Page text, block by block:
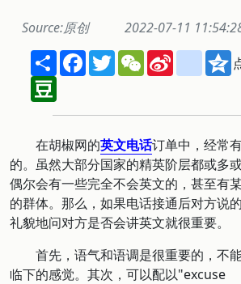
Source:原创 2022-07-11
ShareFacebook
TwitterWeChatSina
Weibo
在胡椒网的英文电话订单中，经常
的。虽然大部分国家的精英阶层都或多
偶尔会有一些完全不会英文的，甚至有
的群体。那么，如果电话接通后对方说
礼貌地问对方是否会讲英文就很重要。
首先，语气和语调是很重要的，不
临下的感觉。其次，可以配以"excuse